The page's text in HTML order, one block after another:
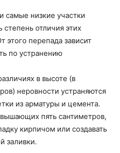
самые низкие участки
отличия этих
этого перепада зависит
по устранению
в высоте (в
неровности устраняются
из арматуры и цемента.
пять сантиметров,
кирпичом или создавать
заливки.